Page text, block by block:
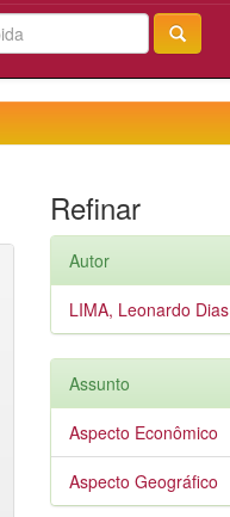
Refinar
Autor
LIMA, Leonardo Dias
Assunto
Aspecto Econômico
Aspecto Geográfico